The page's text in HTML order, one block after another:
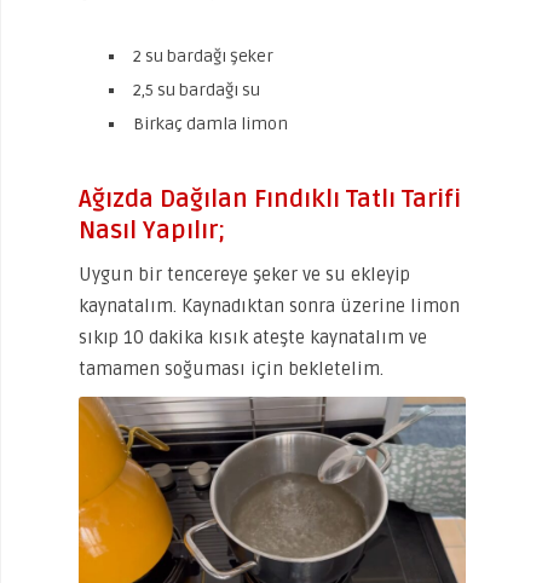
2 su bardağı şeker
2,5 su bardağı su
Birkaç damla limon
Ağızda Dağılan Fındıklı Tatlı Tarifi
Nasıl Yapılır;
Uygun bir tencereye şeker ve su ekleyip
kaynatalım. Kaynadıktan sonra üzerine limon
sıkıp 10 dakika kısık ateşte kaynatalım ve
tamamen soğuması için bekletelim.